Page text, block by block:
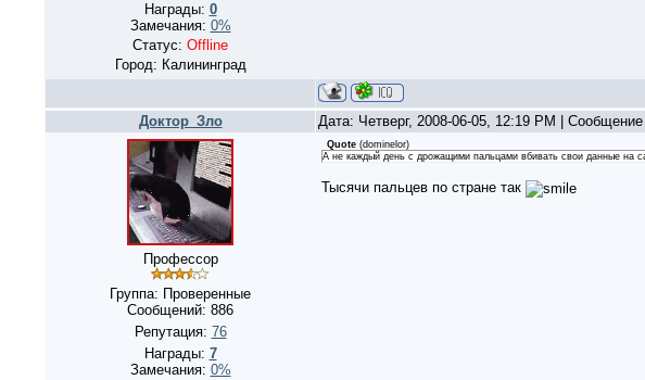
Награды: 0
Замечания: 0%
Статус: Offline
Город: Калининград
Доктор_Зло Дата: Четверг, 2008-06-05, 12:19 PM |
Профессор
Группа: Проверенные
Сообщений: 886
Репутация: 76
Награды: 7
Замечания: 0%
Quote (dominelor)
А не каждый день с дрожащими пальцами вбивать свои данные на
Тысячи пальцев по стране так